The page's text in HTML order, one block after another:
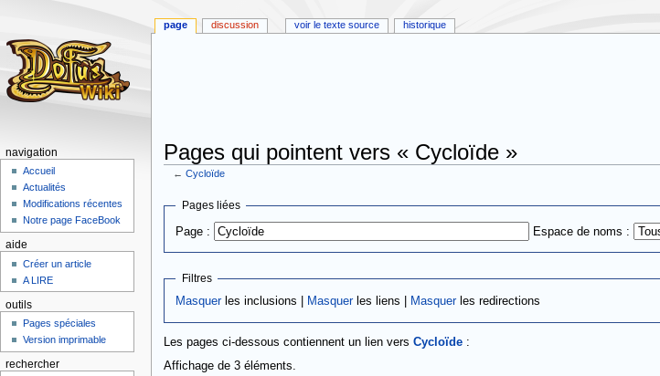
Pages qui pointent vers « Cycloïde »
←Cycloïde
Aller
navigation
Aller
recherche
Pages liées
Page : Espace de noms :
Filtres
Masquerles inclusions | Masquerles liens | Masquerles redirections
Les pages ci-dessous contiennent un lien vers Cycloïde:
Affichage de 3 éléments.
page discussion voir le texte source historique
navigation
Accueil
Actualités
Modifications récentes
Notre page FaceBook
aide
Créer un article
A LIRE
outils
Pages spéciales
Version imprimable
rechercher